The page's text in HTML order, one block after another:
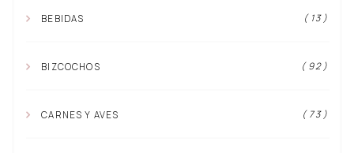
BEBIDAS ( 13 )
BIZCOCHOS ( 92 )
CARNES Y AVES ( 73 )